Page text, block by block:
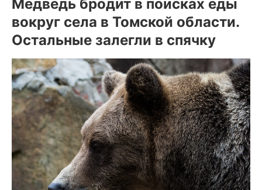
Медведь бродит в поисках еды
вокруг села в Томской области.
Остальные залегли в спячку